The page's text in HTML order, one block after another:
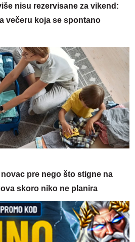
nisu rezervisane za vikend:
večeru koja se spontano
pre nego što stigne na
skoro niko ne planira